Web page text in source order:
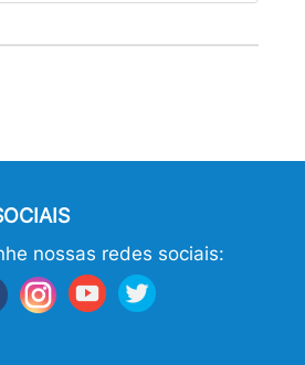
nossas redes sociais: